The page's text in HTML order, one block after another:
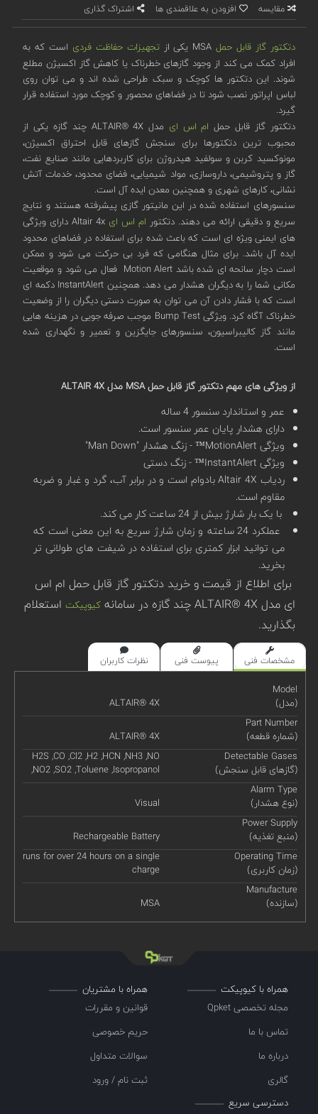
مقایسه افزودن به علاقمندی ها اشتراک گذاری
دتکتور گاز قابل حملMSA یکی از تجهیزات حفاظت فردی است که به
افراد کمک می کند از وجود گازهای خطرناک یا کاهش گاز اکسیژن مطلع
شوند. این دتکتور ها کوچک و سبک طراحی شده اند و می توان روی
لباس اپراتور نصب شود تا در فضاهای محصور و کوچک مورد استفاده قرار
گیرد.
دتکتور گاز قابل حمل ام اس ای
مدل ALTAIR® 4X چند گازه یکی از
محبوب ترین دتکتورها برای سنجش گازهای قابل احتراق اکسیژن،
مونوکسید کربن و سولفید هیدروژن برای کاربردهایی مانند صنایع نفت،
گاز و پتروشیمی، داروسازی، مواد شیمیایی، فضای محدود، خدمات آتش
نشانی، کارهای شهری و همچنین معدن ایده آل است.
سنسورهای استفاده شده در این مانیتور گازی پیشرفته هستند و نتایج
سریع و دقیقی ارائه می دهند. دتکتور ام اس ای
Altair 4x دارای ویژگی
های ایمنی ویژه ای است که باعث شده برای استفاده در فضاهای محدود
ایده آل باشد. برای مثال هنگامی که فرد بی حرکت می شود و ممکن
است دچار سانحه ای شده باشد Motion Alert فعال می شود و موقعیت
مکانی شما را به دیگران هشدار می دهد. همچنین InstantAlert دکمه ای
است که با فشار دادن آن می توان به صورت دستی دیگران را از وضعیت
خطرناک آگاه کرد. ویژگی Bump Test موجب صرفه جویی در هزینه هایی
مانند گاز کالیبراسیون، سنسورهای جایگزین و تعمیر و نگهداری شده
است.
از ویژگی های مهم دتکتور گاز قابل حمل MSA مدل ALTAIR 4X
عمر و استاندارد سنسور 4 ساله
دارای هشدار پایان عمر سنسور است.
ویژگی MotionAlert™ - زنگ هشدار "Man Down"
ویژگی InstantAlert™ - زنگ دستی
ردیاب Altair 4X بادوام است و در برابر آب، گرد و غبار و ضربه
مقاوم است.
با یک بار شارژ بیش از 24 ساعت کار می کند.
عملکرد 24 ساعته و زمان شارژ سریع به این معنی است که
می توانید ابزار کمتری برای استفاده در شیفت های طولانی تر
بخرید.
برای اطلاع از قیمت و خرید دتکتور گاز قابل حمل ام اس
ای مدل ALTAIR® 4X چند گازه در سامانه
کیوپیکت استعلام
بگذارید.
مشخصات فنی پیوست فنی نظرات کاربران
Model
(مدل)
ALTAIR® 4X
Part Number
(شماره قطعه)
ALTAIR® 4X
Detectable Gases
(گازهای قابل سنجش)
H2S ,CO ,Cl2 ,H2 ,HCN ,NH3 ,NO
,NO2 ,SO2 ,Toluene ,Isopropanol
Alarm Type
(نوع هشدار)
Visual
Power Supply
(منبع تغذیه)
Rechargeable Battery
Operating Time
(زمان کاربری)
runs for over 24 hours on a single
charge
Manufacture
(سازنده)
MSA
همراه با کیوپیکت
مجله تخصصی Qpket
تماس با ما
درباره ما
گالری
همراه با مشتریان
قوانین و مقررات
حریم خصوصی
سوالات متداول
ثبت نام / ورود
دسترسی سریع